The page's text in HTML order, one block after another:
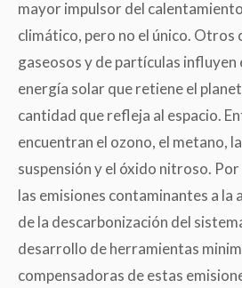
mayor impulsor del
climático, pero no el único. Otros
gaseosos y de partículas influyen
energía solar que retiene el
cantidad que refleja al espacio.
encuentran el ozono, el metano,
suspensión y el óxido nitroso.
las emisiones contaminantes a
de la descarbonización del
desarrollo de herramientas
compensadoras de estas